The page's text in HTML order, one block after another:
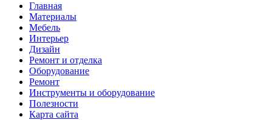
Главная
Материалы
Мебель
Интерьер
Дизайн
Ремонт и отделка
Оборудование
Ремонт
Инструменты и оборудование
Полезности
Карта сайта